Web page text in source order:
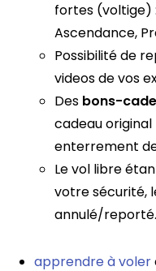
fortes (voltige)
Ascendance,
Possibilité de
videos de vos
Des bons-
cadeau
enterrement
Le vol libre
votre sécurité,
annulé/reporté.
apprendre à voler